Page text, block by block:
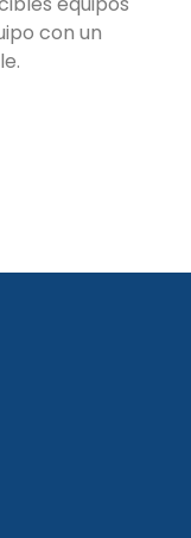
con un